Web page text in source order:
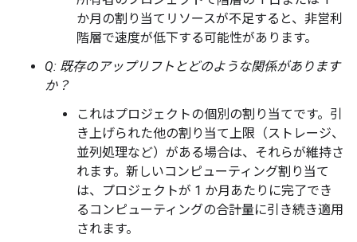
か月の割り当てリソースが不足すると、非営利
階層で速度が低下する可能性があります。
Q: 既存のアップリフトとどのような関係があります
か？
これはプロジェクトの個別の割り当てです。引
き上げられた他の割り当て上限（ストレージ、
並列処理など）がある場合は、それらが維持さ
れます。新しいコンピューティング割り当て
は、プロジェクトが 1 か月あたりに完了でき
るコンピューティングの合計量に引き続き適用
されます。